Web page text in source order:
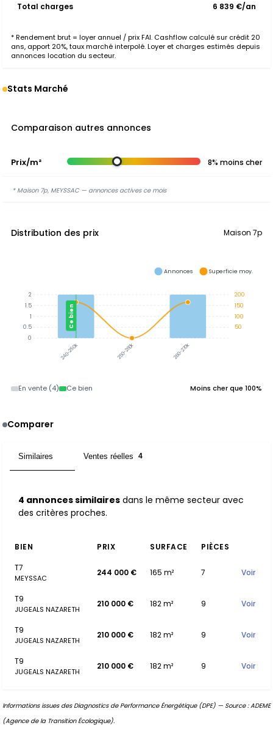
Total charges 6 839 €/an
* Rendement brut = loyer annuel / prix FAI. Cashflow calculé sur crédit 20
ans, apport 20%, taux marché interpolé. Loyer et charges estimés depuis
annonces location du secteur.
Stats Marché
Comparaison autres annonces
Prix/m² 8% moins cher
* Maison 7p, MEYSSAC — annonces actives ce mois
Distribution des prix Maison 7p
240-250k 250-260k 260-270k
Ce bien
200
150
100
50
2
1.5
1
0.5
0
Annonces Superficie moy.
En vente (4) Ce bien Moins cher que 100%
Comparer
Similaires Ventes réelles 4
4 annonces similaires dans le même secteur avec
des critères proches.
BIEN PRIX SURFACE
PIÈCES
T7
MEYSSAC
244 000 € 165 m² 7 Voir
T9
JUGEALS NAZARETH
210 000 € 182 m² 9 Voir
T9
JUGEALS NAZARETH
210 000 € 182 m² 9 Voir
T9
JUGEALS NAZARETH
210 000 € 182 m² 9 Voir
Informations issues des Diagnostics de Performance Énergétique (DPE) — Source : ADEME
(Agence de la Transition Écologique).